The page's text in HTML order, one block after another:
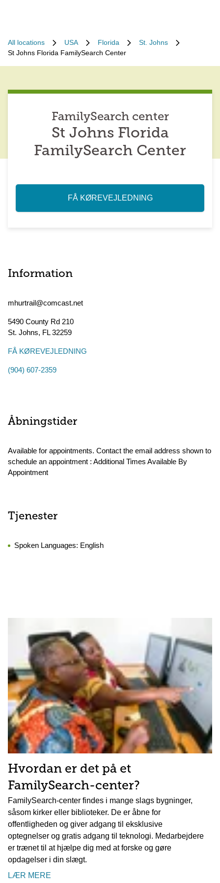
All locations USA Florida
St. Johns
St Johns Florida FamilySearch Center
FamilySearch center
St Johns Florida
FamilySearch Center
FÅ KØREVEJLEDNING
Information
mhurtrail@comcast.net
5490 County Rd 210
St. Johns, FL32259
FÅ KØREVEJLEDNING
(904) 607-2359
Åbningstider
Available for appointments. Contact the email address shown to
schedule an appointment : Additional Times Available By
Appointment
Tjenester
Spoken Languages: English
Hvordan er det på et
FamilySearch-center?
FamilySearch-center findes i mange slags bygninger,
såsom kirker eller biblioteker. De er åbne for
offentligheden og giver adgang til eksklusive
optegnelser og gratis adgang til teknologi. Medarbejdere
er trænet til at hjælpe dig med at forske og gøre
opdagelser i din slægt.
LÆR MERE